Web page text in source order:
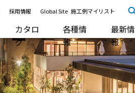
採用情報 Global Site 施工例マイリスト
カタロ
グ
各種情
報
最新情
報